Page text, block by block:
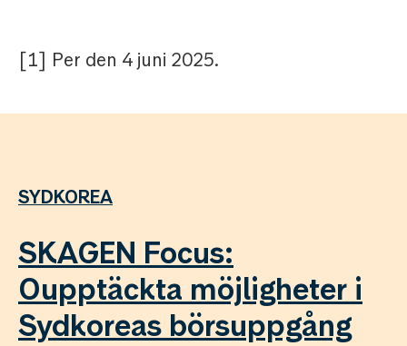
[1] Per den 4 juni 2025.
SYDKOREA
SKAGEN Focus:
Oupptäckta möjligheter i
Sydkoreas börsuppgång